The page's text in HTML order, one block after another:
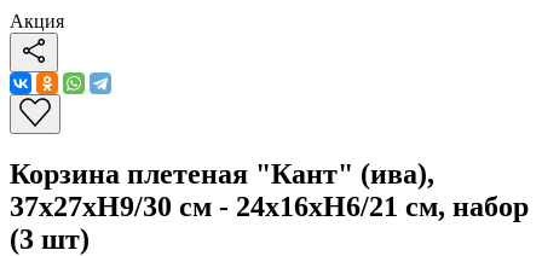
Акция
Корзина плетеная "Кант" (ива),
37x27xH9/30 см - 24x16xH6/21 см, набор
(3 шт)